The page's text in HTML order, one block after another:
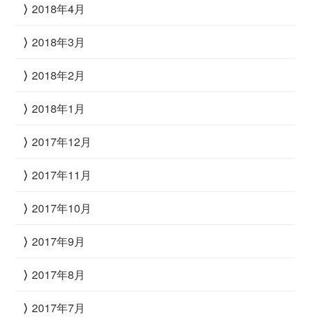
2018年4月
2018年3月
2018年2月
2018年1月
2017年12月
2017年11月
2017年10月
2017年9月
2017年8月
2017年7月